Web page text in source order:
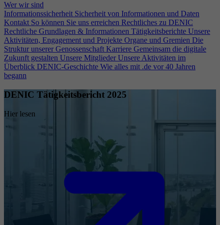
Wer wir sind
Informationssicherheit Sicherheit von Informationen und Daten
Kontakt So können Sie uns erreichen Rechtliches zu DENIC
Rechtliche Grundlagen & Informationen Tätigkeitsberichte Unsere
Aktivitäten, Engagement und Projekte Organe und Gremien Die
Struktur unserer Genossenschaft Karriere Gemeinsam die digitale
Zukunft gestalten Unsere Mitglieder Unsere Aktivitäten im
Überblick DENIC-Geschichte Wie alles mit .de vor 40 Jahren
begann
DENIC Tätigkeitsbericht 2025
Hier lesen